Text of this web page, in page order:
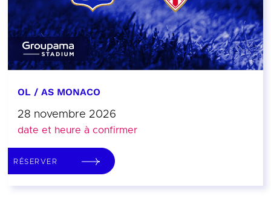
OL / AS MONACO
28 novembre 2026
date et heure à confirmer
RÉSERVER